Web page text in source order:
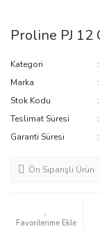
Proline PJ 12
Kategori
Marka
Stok Kodu
Teslimat Süresi
Garanti Süresi
Ön Siparişli Ürün